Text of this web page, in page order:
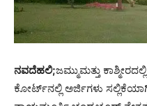
ನವದೆಹಲಿ;ಜಮ್ಮುಮತ್ತು
ಕೋರ್ಟ್‌ನಲ್ಲಿ ಅರ್ಜಿಗಳು